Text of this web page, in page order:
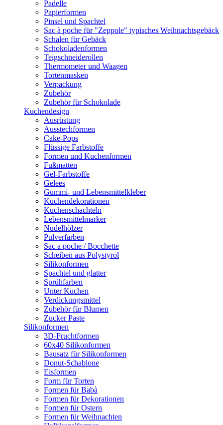
Padelle
Papierformen
Pinsel und Spachtel
Sac à poche für "Zeppole" typisches Weihnachtsgebäck
Schalen für Gebäck
Schokoladenformen
Teigschneiderollen
Thermometer und Waagen
Tortenmasken
Verpackung
Zubehör
Zubehör für Schokolade
Kuchendesign
Ausrüstung
Ausstechformen
Cake-Pops
Flüssige Farbstoffe
Formen und Kuchenformen
Fußmatten
Gel-Farbstoffe
Gelees
Gummi- und Lebensmittelkleber
Kuchendekorationen
Kuchenschachteln
Lebensmittelmarker
Nudelhölzer
Pulverfarben
Sac a poche / Bocchette
Scheiben aus Polystyrol
Silikonformen
Spachtel und glatter
Sprühfarben
Unter Kuchen
Verdickungsmittel
Zubehör für Blumen
Zucker Paste
Silikonformen
3D-Fruchtformen
60x40 Silikonformen
Bausatz für Silikonformen
Donut-Schablone
Eisformen
Form für Torten
Formen für Babà
Formen für Dekorationen
Formen für Ostern
Formen für Weihnachten